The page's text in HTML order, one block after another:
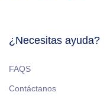
¿Necesitas ayuda?
FAQS
Contáctanos